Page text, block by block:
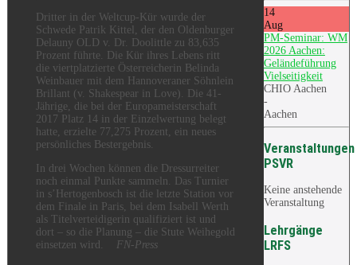
14
Aug
PM-Seminar: WM
2026 Aachen:
Geländeführung
Vielseitigkeit
CHIO Aachen
-
Aachen
Veranstaltungen
PSVR
Keine anstehende
Veranstaltung
Lehrgänge
LRFS
Dritter in der Weltcup-Kür wurde der
Schwede Patrik Kittel, der den Oldenburger
Delauny OLD v. Dr. Doolittle zu 83,635
Prozent führte. Die Kür ihres Lebens ritt
die viertplatzierte Österreicherin Belinda
Weinbauer mit dem Hannoveraner Söhnlein
Brillant (v. Shakespear in Love). Die 41-
Jährige, die bei der Europameisterschaft
2017 Platz 14 in der Einzelwertung belegt
hatte, erzielte 77,275 Prozent, ein neues
persönliches Bestergebnis.
In drei Wochen können die Dressurreiter
noch einmal Punkte sammeln. Das Turnier
in s’Hertogenbosch ist die letzte Station vor
dem Finale in Paris, bei dem Isabell Werth
als Titelverteidigerin qualifiziert ist und
dort – so die Planung – die Stute Weihegold
einsetzen wird. FN-Press